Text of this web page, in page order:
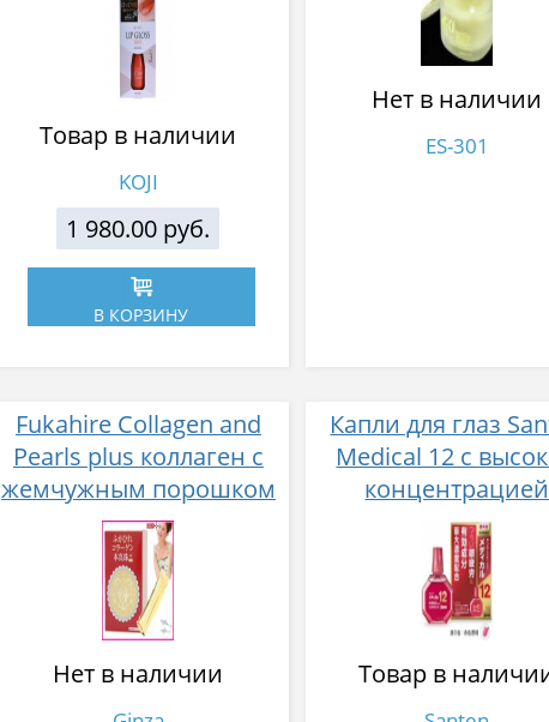
Товар в наличии
KOJI
1 980.00 руб.
В КОРЗИНУ
Нет в наличии
ES-301
Fukahire Collagen and
Pearls plus коллаген с
жемчужным порошком
№ 30
Нет в наличии
Капли для глаз
Medical 12 с
концентрацией
активных
12 мл
Товар в